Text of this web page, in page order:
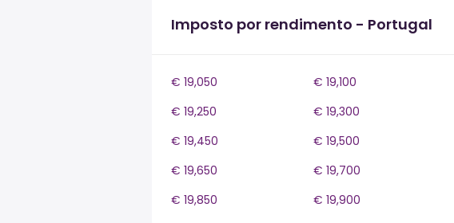
Imposto por rendimento - Portugal
€ 19,050 € 19,100
€ 19,250
€ 19,300
€ 19,450
€ 19,500
€ 19,650
€ 19,700
€ 19,850
€ 19,900